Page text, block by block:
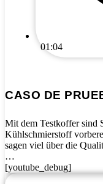
01:04
CASO DE
Mit dem Testkoffer sind
Kühlschmierstoff
sagen viel über die
…
[youtube_debug]